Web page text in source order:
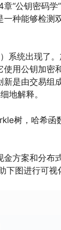
“公钥密码
种能够检测
系统出现了
用公钥加密
是由交易组
地解释。
树，哈希函
方案和分布
下图进行可视